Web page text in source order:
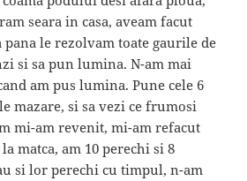
seara in casa, aveam facut
le rezolvam toate gaurile de
si sa pun lumina. N-am mai
am pus lumina. Pune cele 6
mazare, si sa vezi ce frumosi
mi-am revenit, mi-am refacut
matca, am 10 perechi si 8
si lor perechi cu timpul, n-am